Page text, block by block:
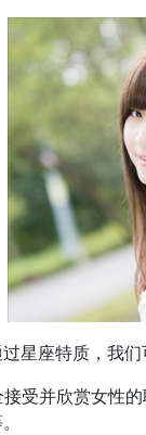
星座特质，我
受并欣赏女性